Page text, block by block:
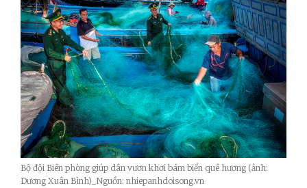
Bộ đội Biên phòng giúp dân vươn khơi bám biển quê hương (ảnh:
Dương Xuân Bình)_Nguồn: nhiepanhdoisong.vn